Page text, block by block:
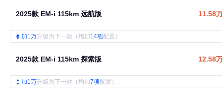
2025款 EM-i 115km 远航版 11.58
加1万升级为下一款（增加14项配置）
2025款 EM-i 115km 探索版 12.58
加1万升级为下一款（增加7项配置）